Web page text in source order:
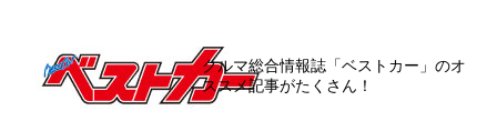
クルマ総合情報誌「ベストカー」のオ
ススメ記事がたくさん！